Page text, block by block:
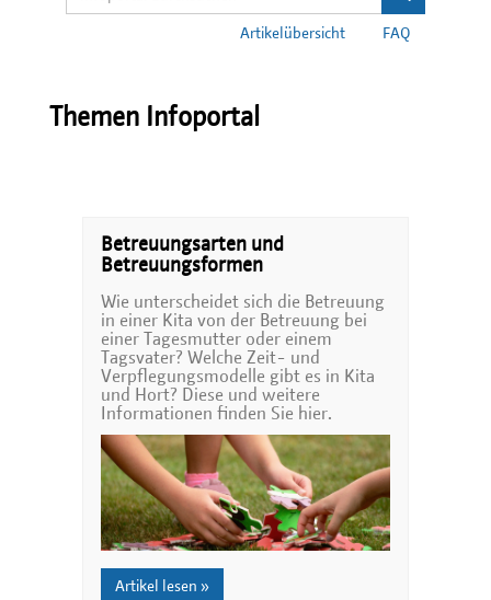
FAQ
Artikelübersicht
Themen Infoportal
Betreuungsarten und
Betreuungsformen
Wie unterscheidet sich die Betreuung
in einer Kita von der Betreuung bei
einer Tagesmutter oder einem
Tagsvater? Welche Zeit- und
Verpflegungsmodelle gibt es in Kita
und Hort? Diese und weitere
Informationen finden Sie hier.
Artikel lesen »